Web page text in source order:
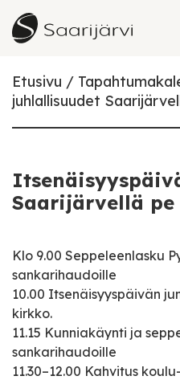
Skip to content
Etusivu
juhlallisuudet
Saarijärvellä pe
Klo 9.00 Seppeleenlasku
sankarihaudoille
10.00 Itsenäisyyspäivän
kirkko.
11.15 Kunniakäynti ja
sankarihaudoille
11.30–12.00 Kahvitus